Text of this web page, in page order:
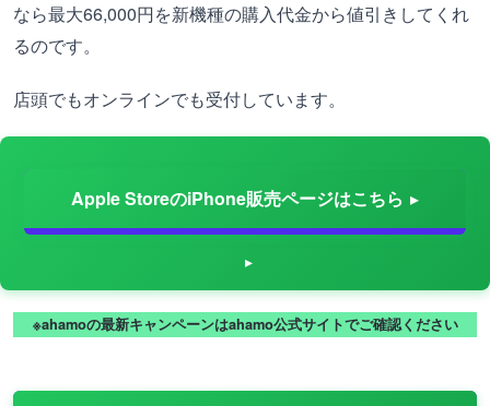
なら最大66,000円を新機種の購入代金から値引きしてくれ
るのです。
店頭でもオンラインでも受付しています。
Apple StoreのiPhone販売ページはこちら
※ahamoの最新キャンペーンはahamo公式サイトでご確認ください